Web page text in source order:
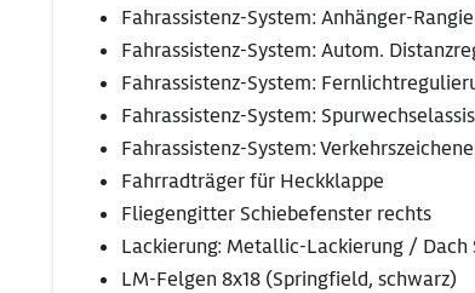
Fahrassistenz-System: Anhänger-
Fahrassistenz-System: Autom.
Fahrassistenz-System:
Fahrassistenz-System:
Fahrassistenz-System:
Fahrradträger für Heckklappe
Fliegengitter Schiebefenster rechts
Lackierung: Metallic-Lackierung / Dach
LM-Felgen 8x18 (Springfield, schwarz)